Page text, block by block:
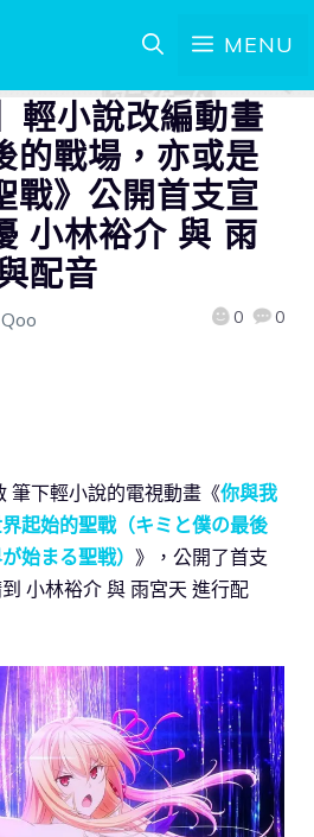
MENU
輕小說改編動畫
的戰場，亦或是
戰》公開首支宣
小林裕介 與 雨
配音
0 0
筆下輕小說的電視動畫《你與我
起始的聖戰（キミと僕の最後
始まる聖戦） 》，公開了首支
小林裕介 與 雨宮天 進行配